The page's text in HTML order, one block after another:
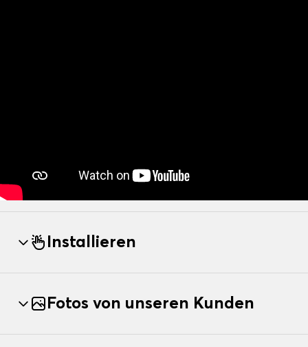
Installieren
Fotos von unseren Kunden